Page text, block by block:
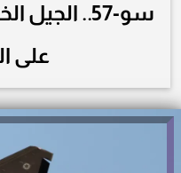
سو-57..
على